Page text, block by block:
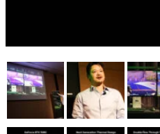
マンガ
女性向け
アプリレビュー